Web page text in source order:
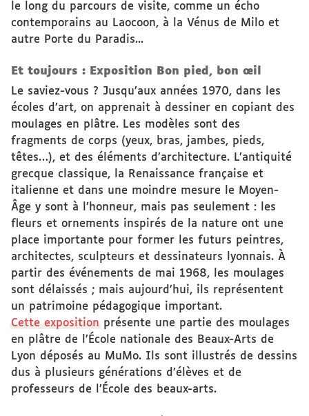
le long du parcours de visite, comme un écho
contemporains au Laocoon, à la Vénus de Milo et
autre Porte du Paradis...
Et toujours : Exposition Bon pied, bon œil
Le saviez-vous ? Jusqu’aux années 1970, dans les
écoles d’art, on apprenait à dessiner en copiant des
moulages en plâtre. Les modèles sont des
fragments de corps (yeux, bras, jambes, pieds,
têtes…), et des éléments d’architecture. L’antiquité
grecque classique, la Renaissance française et
italienne et dans une moindre mesure le Moyen-
Âge y sont à l’honneur, mais pas seulement : les
fleurs et ornements inspirés de la nature ont une
place importante pour former les futurs peintres,
architectes, sculpteurs et dessinateurs lyonnais. À
partir des événements de mai 1968, les moulages
sont délaissés ; mais aujourd’hui, ils représentent
un patrimoine pédagogique important.
Cette exposition présente une partie des moulages
en plâtre de l’École nationale des Beaux-Arts de
Lyon déposés au MuMo. Ils sont illustrés de dessins
dus à plusieurs générations d’élèves et de
professeurs de l’École des beaux-arts.